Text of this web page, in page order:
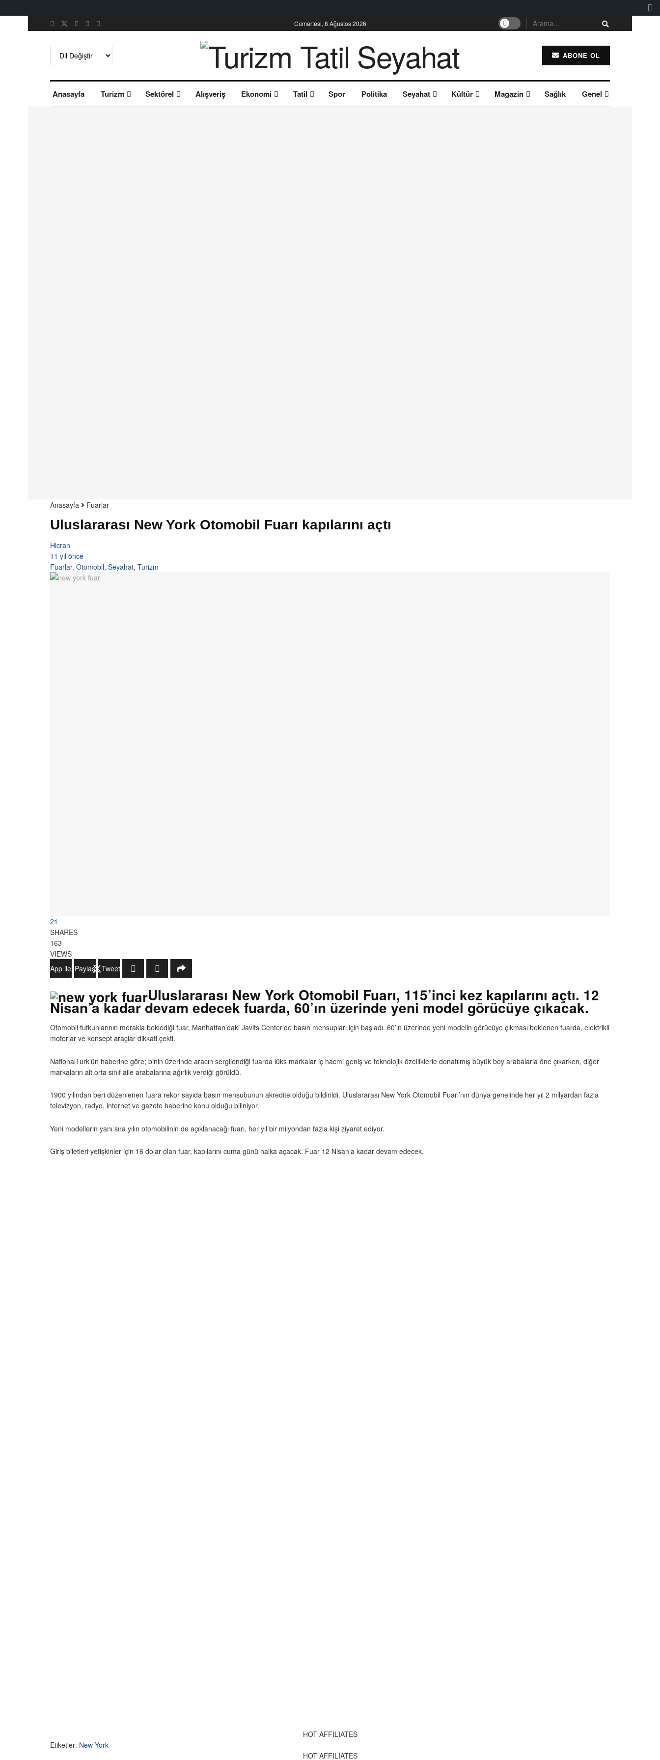
Cumartesi, 8 Ağustos 2026
ABONE OL
Anasayfa Turizm Sektörel Alışveriş Ekonomi Tatil Spor Politika Seyahat Kültür Magazin Sağlık Genel
Anasayfa Fuarlar
Uluslararası New York Otomobil Fuarı kapılarını açtı
Hicran
11 yıl önce
Fuarlar, Otomobil, Seyahat, Turizm
21
SHARES
163
VIEWS
WhatsApp ile Gönder
Paylaş Tweetle
Uluslararası New York Otomobil Fuarı, 115’inci kez kapılarını açtı. 12
Nisan’a kadar devam edecek fuarda, 60’ın üzerinde yeni model görücüye çıkacak.
Otomobil tutkunlarının merakla beklediği fuar, Manhattan’daki Javits Center’de basın mensupları için başladı. 60’ın üzerinde yeni modelin görücüye çıkması beklenen fuarda, elektrikli
motorlar ve konsept araçlar dikkati çekti.
NationalTurk’ün haberine göre; binin üzerinde aracın sergilendiği fuarda lüks markalar iç hacmi geniş ve teknolojik özelliklerle donatılmış büyük boy arabalarla öne çıkarken, diğer
markaların alt orta sınıf aile arabalarına ağırlık verdiği görüldü.
1900 yılından beri düzenlenen fuara rekor sayıda basın mensubunun akredite olduğu bildirildi. Uluslararası New York Otomobil Fuarı’nın dünya genelinde her yıl 2 milyardan fazla
televizyon, radyo, internet ve gazete haberine konu olduğu biliniyor.
Yeni modellerin yanı sıra yılın otomobilinin de açıklanacağı fuarı, her yıl bir milyondan fazla kişi ziyaret ediyor.
Giriş biletleri yetişkinler için 16 dolar olan fuar, kapılarını cuma günü halka açacak. Fuar 12 Nisan’a kadar devam edecek.
HOT AFFILIATES
Etiketler: New York
HOT AFFILIATES